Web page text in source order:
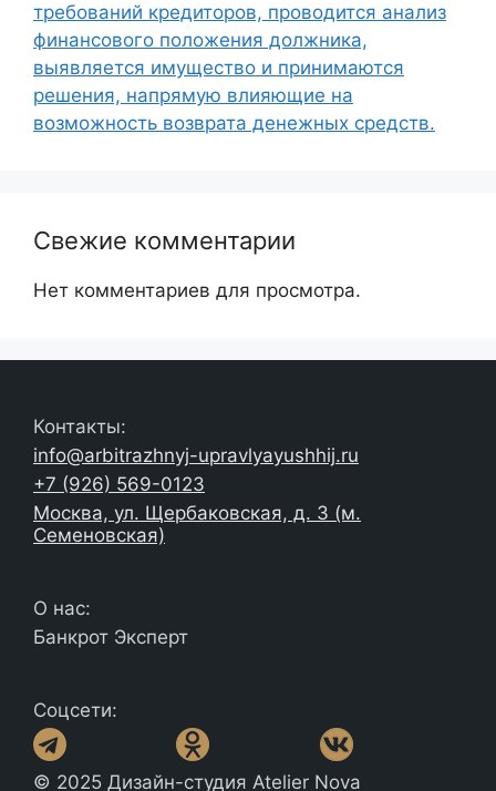
требований кредиторов, проводится анализ
финансового положения должника,
выявляется имущество и принимаются
решения, напрямую влияющие на
возможность возврата денежных средств.
Свежие комментарии
Нет комментариев для просмотра.
Контакты:
info@arbitrazhnyj-upravlyayushhij.ru
+7 (926) 569-0123
Москва, ул. Щербаковская, д. 3 (м.
Семеновская)
О нас:
Банкрот Эксперт
Соцсети:
© 2025 Дизайн-студия Atelier Nova